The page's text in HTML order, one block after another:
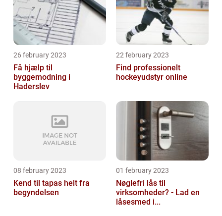
26 february 2023
Få hjælp til
byggemodning i
Haderslev
22 february 2023
Find professionelt
hockeyudstyr online
08 february 2023
Kend til tapas helt fra
begyndelsen
01 february 2023
Nøglefri lås til
virksomheder? - Lad en
låsesmed i...